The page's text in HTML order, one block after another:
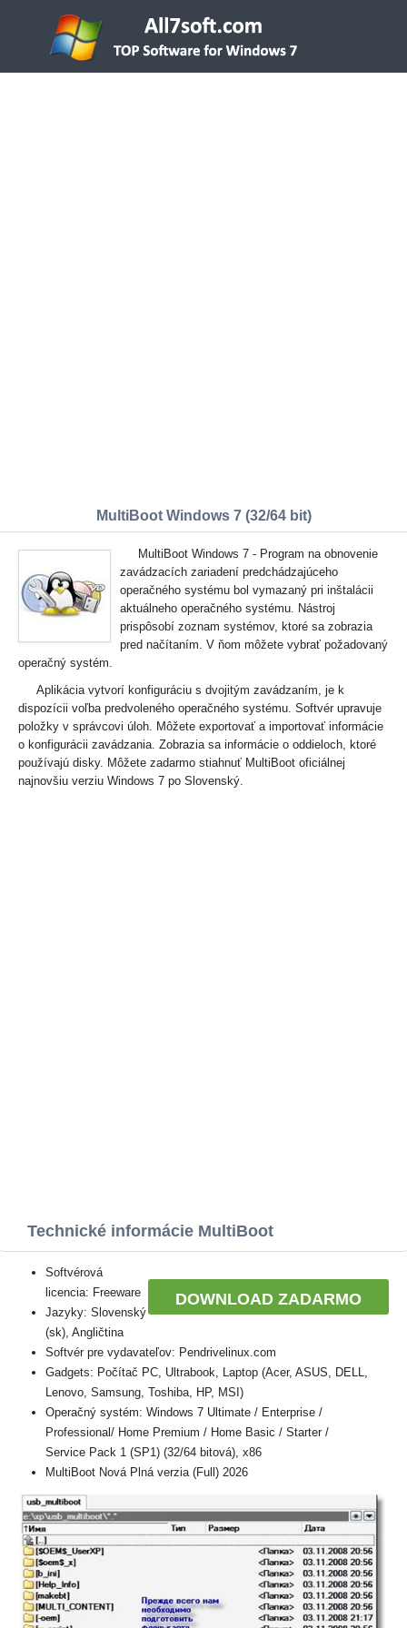
MultiBoot Windows 7 (32/64 bit)
MultiBoot Windows 7 - Program na obnovenie
zavádzacích zariadení predchádzajúceho
operačného systému bol vymazaný pri inštalácii
aktuálneho operačného systému. Nástroj
prispôsobí zoznam systémov, ktoré sa zobrazia
pred načítaním. V ňom môžete vybrať požadovaný
operačný systém.
Aplikácia vytvorí konfiguráciu s dvojitým zavádzaním, je k
dispozícii voľba predvoleného operačného systému. Softvér upravuje
položky v správcovi úloh. Môžete exportovať a importovať informácie
o konfigurácii zavádzania. Zobrazia sa informácie o oddieloch, ktoré
používajú disky. Môžete zadarmo stiahnuť MultiBoot oficiálnej
najnovšiu verziu Windows 7 po Slovenský.
Technické informácie MultiBoot
DOWNLOAD ZADARMO
Softvérová
licencia: Freeware
Jazyky: Slovenský
(sk), Angličtina
Softvér pre vydavateľov: Pendrivelinux.com
Gadgets: Počítač PC, Ultrabook, Laptop (Acer, ASUS, DELL,
Lenovo, Samsung, Toshiba, HP, MSI)
Operačný systém: Windows 7 Ultimate / Enterprise /
Professional/ Home Premium / Home Basic / Starter /
Service Pack 1 (SP1) (32/64 bitová), x86
MultiBoot Nová Plná verzia (Full) 2026